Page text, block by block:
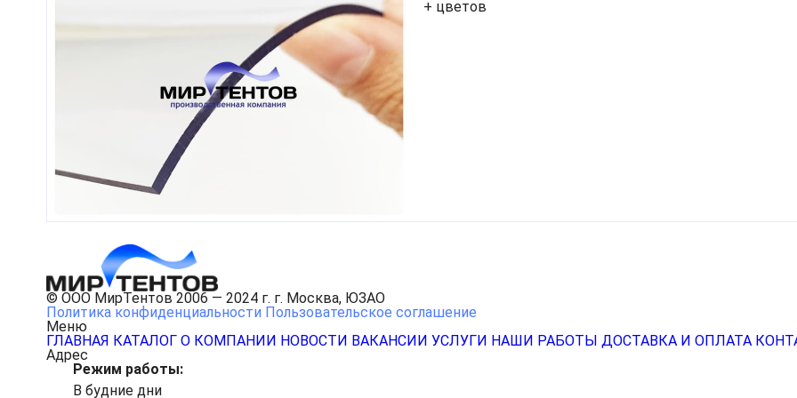
+ цветов
© ООО МирТентов 2006 — 2024 г. г. Москва, ЮЗАО
Политика конфиденциальности Пользовательское соглашение
Меню
ГЛАВНАЯ КАТАЛОГ О КОМПАНИИ НОВОСТИ ВАКАНСИИ УСЛУГИ НАШИ РАБОТЫ ДОСТАВКА И ОПЛАТА
Адрес
Режим работы:
В будние дни